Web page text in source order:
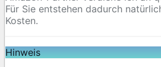
Für Sie entstehen dadurch
Kosten.
Hinweis